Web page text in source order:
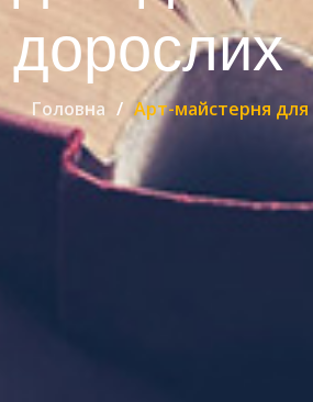
дорослих
Головна Арт-майстерня для